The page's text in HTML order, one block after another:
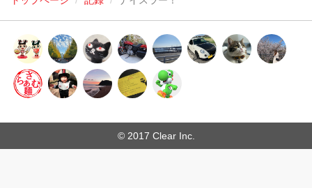
© 2017 Clear Inc.